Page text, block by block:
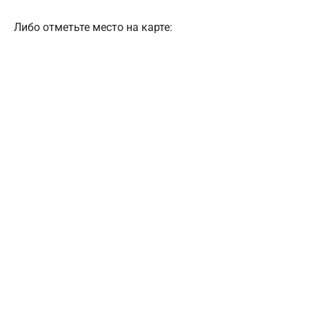
Либо отметьте место на карте: